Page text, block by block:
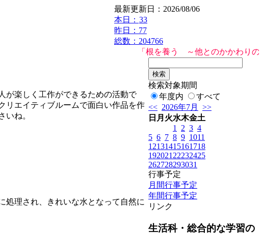
最新更新日：2026/08/06
本日： 33
昨日：77
総数：204766
「根を養う ～他とのかかわりの中で
が楽しく工作ができるための活動で
リエイティブルームで面白い作品を作
いね。
理され、きれいな水となって自然に
検索対象期間
年度内
すべて
<< 2026年7月
>>
日 月 火水木金土
1
2 3 4
5 6 7 8 9 1011
12131415161718
192021 22232425
262728293031
行事予定
月間行事予定
年間行事予定
リンク
生活科・総合的な学習の